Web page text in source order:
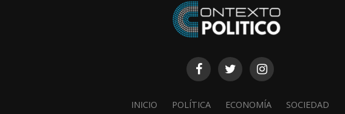
INICIO POLÍTICA ECONOMÍA SOCIEDAD